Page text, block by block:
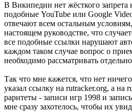
В Википедии нет жёсткого запрета
подобные YouTube или Google
отвечают всем остальным
настоящем руководстве, что
все подобные ссылки нарушают
каждом таком случае вопрос о
необходимо рассматривать
Так что мне кажется, что нет
указал ссылку на rutracker.org, а на
раритеты - записи игр 1998 и
мне сразу захотелось, чтобы их